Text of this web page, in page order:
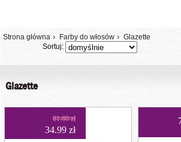
Strona główna Farby do włosów
Glazette
Sortuj:
Glazette
61.60 zł
34.99 zł